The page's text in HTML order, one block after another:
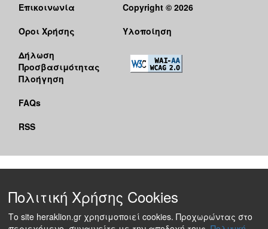
Επικοινωνία
Όροι Χρήσης
Δήλωση
Προσβασιμότητας
Πλοήγηση
FAQs
RSS
Copyright © 2026
Υλοποίηση
Πολιτική Χρήσης Cookies
Το site heraklion.gr χρησιμοποιεί cookies. Προχωρώντας στο